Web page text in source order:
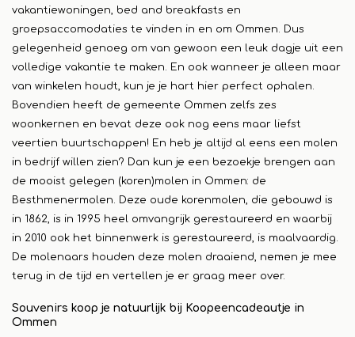
vakantiewoningen, bed and breakfasts en
groepsaccomodaties te vinden in en om Ommen. Dus
gelegenheid genoeg om van gewoon een leuk dagje uit een
volledige vakantie te maken. En ook wanneer je alleen maar
van winkelen houdt, kun je je hart hier perfect ophalen.
Bovendien heeft de gemeente Ommen zelfs zes
woonkernen en bevat deze ook nog eens maar liefst
veertien buurtschappen! En heb je altijd al eens een molen
in bedrijf willen zien? Dan kun je een bezoekje brengen aan
de mooist gelegen (koren)molen in Ommen: de
Besthmenermolen. Deze oude korenmolen, die gebouwd is
in 1862, is in 1995 heel omvangrijk gerestaureerd en waarbij
in 2010 ook het binnenwerk is gerestaureerd, is maalvaardig.
De molenaars houden deze molen draaiend, nemen je mee
terug in de tijd en vertellen je er graag meer over.
Souvenirs koop je natuurlijk bij Koopeencadeautje in
Ommen